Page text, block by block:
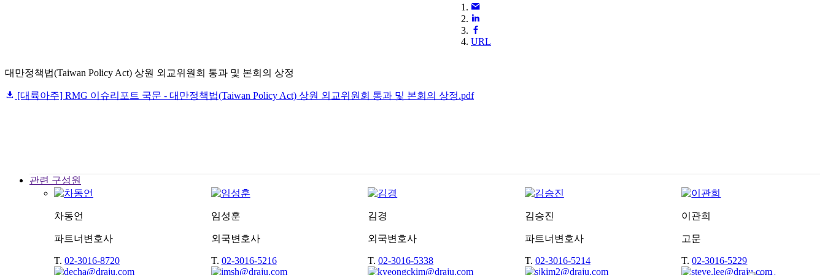
URL
대만정책법(Taiwan Policy Act) 상원 외교위원회 통과 및 본회의 상정
[대륙아주] RMG 이슈리포트 국문 - 대만정책법(Taiwan Policy Act) 상원 외교위원회 통과 및 본회의 상정.pdf
관련 구성원
차동언
파트너변호사
T. 02-3016-8720
임성훈
외국변호사
T. 02-3016-5216
김경
외국변호사
T.02-3016-5338
김승진
파트너변호사
T. 02-3016-5214
이관희
고문
T.02-3016-5229